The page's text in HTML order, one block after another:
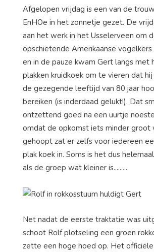
Afgelopen vrijdag is een van de
EnHOe in het zonnetje gezet. De
aan het werk in het Usselerveen om
opschietende Amerikaanse
en in de pauze kwam Gert langs met
plakken kruidkoek om te vieren dat
de gezegende leeftijd van 80 jaar
bereiken (is inderdaad gelukt!). Dat
ontzettend goed na een uurtje
omdat de opkomst iets minder groot
gehoopt zat er zelfs voor iedereen
plak koek in. Soms is het dus
als de groep wat kleiner is..........
Net nadat de eerste traktatie was
schoot Rolf plotseling een groen
zette een hoge hoed op. Het